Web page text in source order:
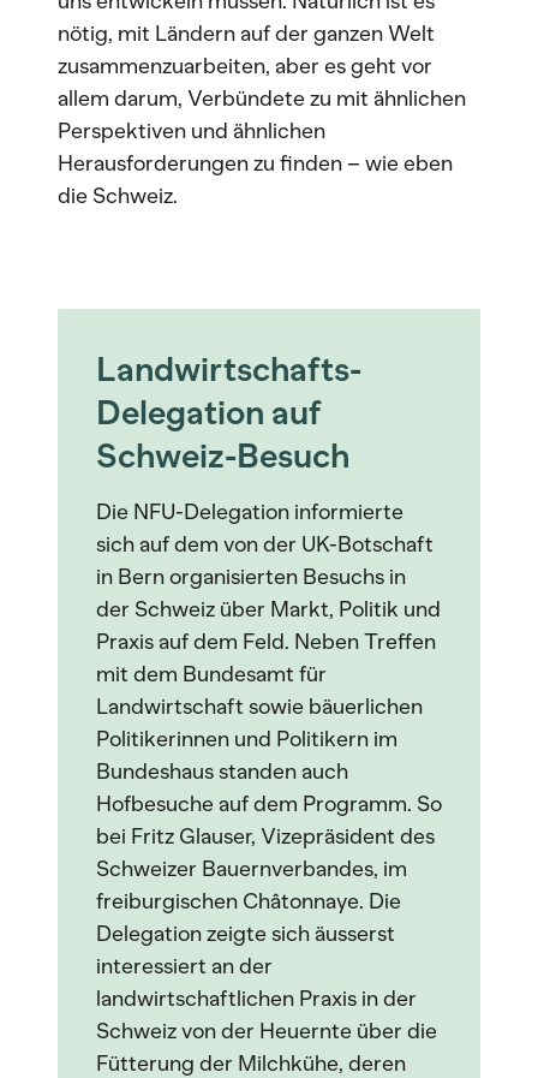
nötig, mit Ländern auf der ganzen Welt
zusammenzuarbeiten, aber es geht vor
allem darum, Verbündete zu mit ähnlichen
Perspektiven und ähnlichen
Herausforderungen zu finden – wie eben
die Schweiz.
Landwirtschafts-
Delegation auf
Schweiz-Besuch
Die NFU-Delegation informierte
sich auf dem von der UK-Botschaft
in Bern organisierten Besuchs in
der Schweiz über Markt, Politik und
Praxis auf dem Feld. Neben Treffen
mit dem Bundesamt für
Landwirtschaft sowie bäuerlichen
Politikerinnen und Politikern im
Bundeshaus standen auch
Hofbesuche auf dem Programm. So
bei Fritz Glauser, Vizepräsident des
Schweizer Bauernverbandes, im
freiburgischen Châtonnaye. Die
Delegation zeigte sich äusserst
interessiert an der
landwirtschaftlichen Praxis in der
Schweiz von der Heuernte über die
Fütterung der Milchkühe, deren